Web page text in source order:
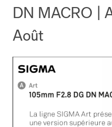
DN MACRO |
Août